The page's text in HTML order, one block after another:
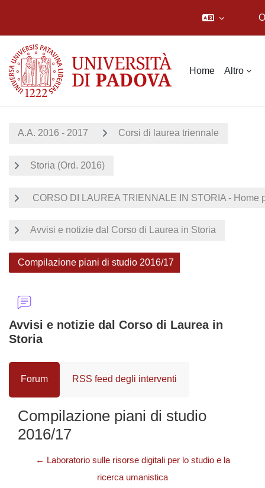
Home Altro
A.A. 2016 - 2017 Corsi di laurea triennale
Storia (Ord. 2016)
CORSO DI LAUREA TRIENNALE IN STORIA - Home
Avvisi e notizie dal Corso di Laurea in Storia
Compilazione piani di studio 2016/17
Avvisi e notizie dal Corso di Laurea in
Storia
Forum RSS feed degli interventi
Compilazione piani di studio
2016/17
← Laboratorio sulle risorse digitali per lo studio e la
ricerca umanistica